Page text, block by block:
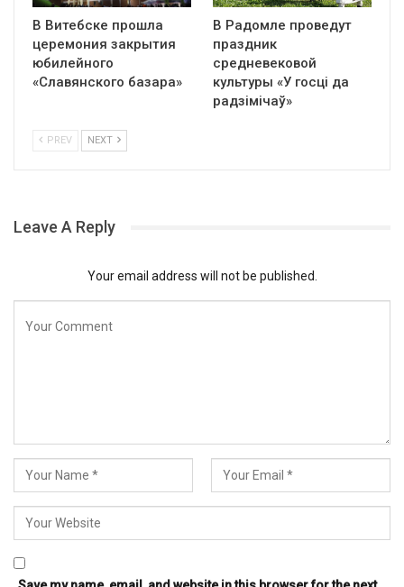
В Витебске прошла
церемония закрытия
юбилейного
«Славянского базара»
В Радомле проведут
праздник
средневековой
культуры «У госці да
радзімічаў»
PREV NEXT
Leave A Reply
Your email address will not be published.